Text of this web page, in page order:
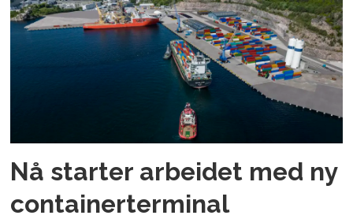
Nå starter arbeidet med ny
containerterminal